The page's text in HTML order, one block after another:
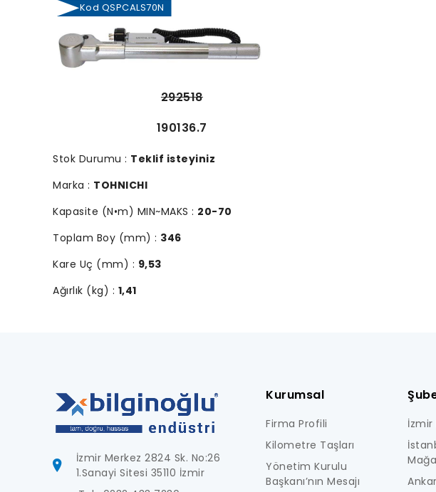
Kod QSPCALS70N
292518
190136.7
Stok Durumu : Teklif isteyiniz
Marka : TOHNICHI
Kapasite (N•m) MIN~MAKS : 20-70
Toplam Boy (mm) : 346
Kare Uç (mm) : 9,53
Ağırlık (kg) : 1,41
İzmir Merkez 2824 Sk. No:26
1.Sanayi Sitesi 35110 İzmir
Kurumsal
Firma Profili
Kilometre Taşları
Yönetim Kurulu
Başkanı’nın Mesajı
İzmir